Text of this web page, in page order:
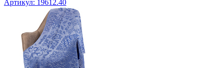
Артикул: 19612.40